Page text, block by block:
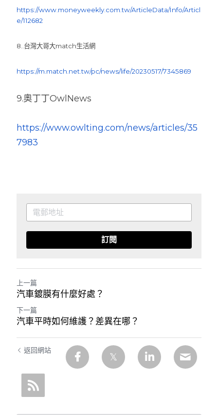
https://www.moneyweekly.com.tw/ArticleData/Info/Articl
e/112682
8..台灣大哥大match生活網
https://m.match.net.tw/pc/news/life/20230517/7345869
9.奧丁丁OwlNews
https://www.owlting.com/news/articles/35
7983
訂閱
上一篇
汽車鍍膜有什麼好處？
下一篇
汽車平時如何維護？差異在哪？
返回網站